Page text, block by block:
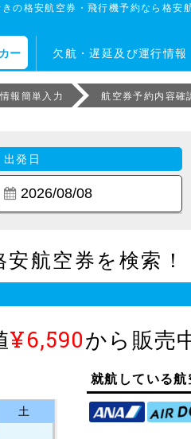
の格安航空券・飛行機予約なら格安
ー 欠航・遅延及び運行情報
報簡単入力 航空券予約内容確
出発日
航空券を検索！
¥6,590から販売
土
就航している航